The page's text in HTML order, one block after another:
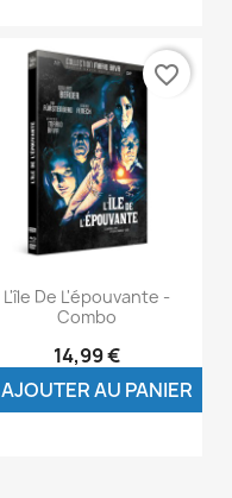
L'île De L'épouvante -
Combo
14,99 €
AJOUTER AU PANIER
favorite_border